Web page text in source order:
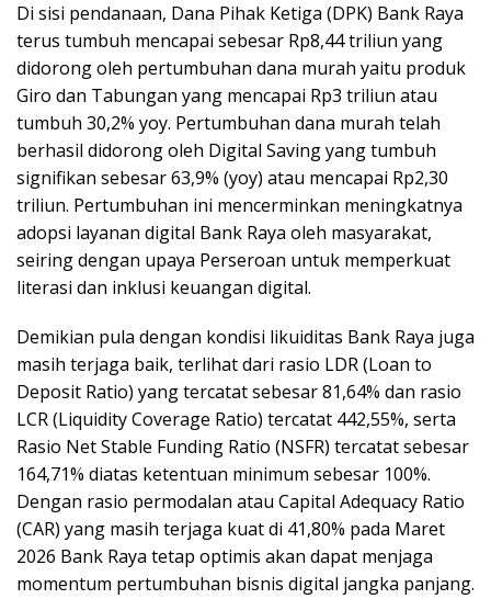
Di sisi pendanaan, Dana Pihak Ketiga (DPK) Bank Raya
terus tumbuh mencapai sebesar Rp8,44 triliun yang
didorong oleh pertumbuhan dana murah yaitu produk
Giro dan Tabungan yang mencapai Rp3 triliun atau
tumbuh 30,2% yoy. Pertumbuhan dana murah telah
berhasil didorong oleh Digital Saving yang tumbuh
signifikan sebesar 63,9% (yoy) atau mencapai Rp2,30
triliun. Pertumbuhan ini mencerminkan meningkatnya
adopsi layanan digital Bank Raya oleh masyarakat,
seiring dengan upaya Perseroan untuk memperkuat
literasi dan inklusi keuangan digital.
Demikian pula dengan kondisi likuiditas Bank Raya juga
masih terjaga baik, terlihat dari rasio LDR (Loan to
Deposit Ratio) yang tercatat sebesar 81,64% dan rasio
LCR (Liquidity Coverage Ratio) tercatat 442,55%, serta
Rasio Net Stable Funding Ratio (NSFR) tercatat sebesar
164,71% diatas ketentuan minimum sebesar 100%.
Dengan rasio permodalan atau Capital Adequacy Ratio
(CAR) yang masih terjaga kuat di 41,80% pada Maret
2026 Bank Raya tetap optimis akan dapat menjaga
momentum pertumbuhan bisnis digital jangka panjang.